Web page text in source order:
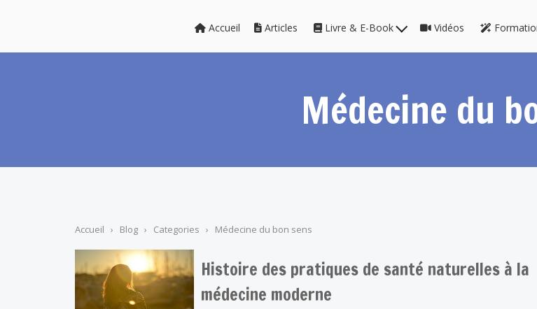
Accueil Articles Livre & E-Book Vidéos
Médecine du
Accueil › Blog › Categories › Médecine du bon sens
Histoire des pratiques de santé naturelles à la
médecine moderne